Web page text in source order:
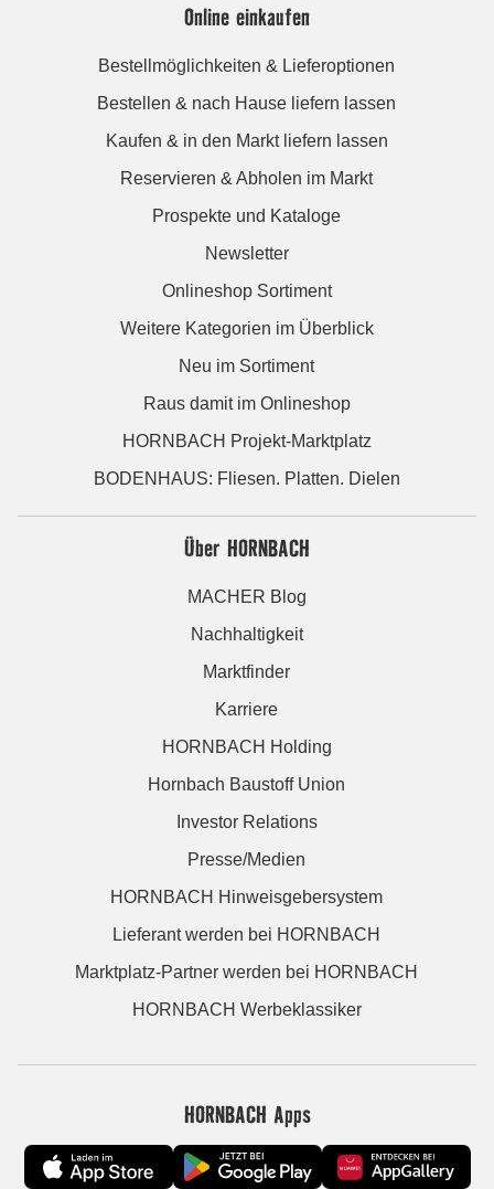
Online einkaufen
Bestellmöglichkeiten & Lieferoptionen
Bestellen & nach Hause liefern lassen
Kaufen & in den Markt liefern lassen
Reservieren & Abholen im Markt
Prospekte und Kataloge
Newsletter
Onlineshop Sortiment
Weitere Kategorien im Überblick
Neu im Sortiment
Raus damit im Onlineshop
HORNBACH Projekt-Marktplatz
BODENHAUS: Fliesen. Platten. Dielen
Über HORNBACH
MACHER Blog
Nachhaltigkeit
Marktfinder
Karriere
HORNBACH Holding
Hornbach Baustoff Union
Investor Relations
Presse/Medien
HORNBACH Hinweisgebersystem
Lieferant werden bei HORNBACH
Marktplatz-Partner werden bei HORNBACH
HORNBACH Werbeklassiker
HORNBACH Apps